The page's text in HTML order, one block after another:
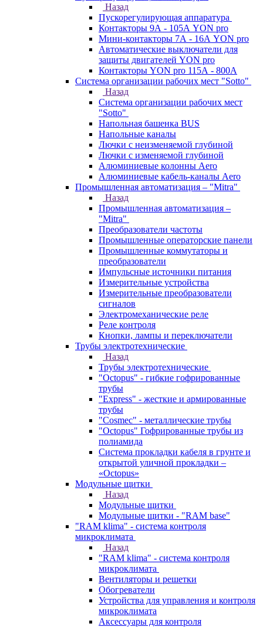
Назад
Пускорегулирующая аппаратура
Контакторы 9А - 105А YON pro
Мини-контакторы 7А - 16А YON pro
Автоматические выключатели для
защиты двигателей YON pro
Контакторы YON pro 115А - 800А
Система организации рабочих мест "Sotto"
Назад
Система организации рабочих мест
"Sotto"
Напольная башенка BUS
Напольные каналы
Лючки с неизменяемой глубиной
Лючки с изменяемой глубиной
Алюминиевые колонны Aero
Алюминиевые кабель-каналы Aero
Промышленная автоматизация – "Mitra"
Назад
Промышленная автоматизация –
"Mitra"
Преобразователи частоты
Промышленные операторские панели
Промышленные коммутаторы и
преобразователи
Импульсные источники питания
Измерительные устройства
Измерительные преобразователи
сигналов
Электромеханические реле
Реле контроля
Кнопки, лампы и переключатели
Трубы электротехнические
Назад
Трубы электротехнические
"Octopus" - гибкие гофрированные
трубы
"Express" - жесткие и армированные
трубы
"Cosmec" - металлические трубы
"Octopus" Гофрированные трубы из
полиамида
Система прокладки кабеля в грунте и
открытой уличной прокладки –
«Octopus»
Модульные щитки
Назад
Модульные щитки
Модульные щитки - "RAM base"
"RAM klima" - система контроля
микроклимата
Назад
"RAM klima" - система контроля
микроклимата
Вентиляторы и решетки
Обогреватели
Устройства для управления и контроля
микроклимата
Аксессуары для контроля